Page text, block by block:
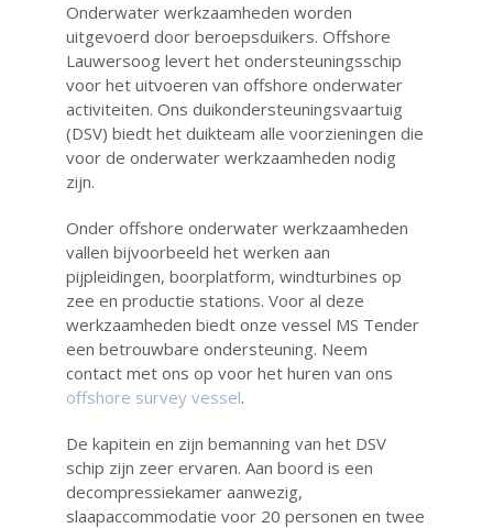
Onderwater werkzaamheden worden
uitgevoerd door beroepsduikers. Offshore
Lauwersoog levert het ondersteuningsschip
voor het uitvoeren van offshore onderwater
activiteiten. Ons duikondersteuningsvaartuig
(DSV) biedt het duikteam alle voorzieningen die
voor de onderwater werkzaamheden nodig
zijn.
Onder offshore onderwater werkzaamheden
vallen bijvoorbeeld het werken aan
pijpleidingen, boorplatform, windturbines op
zee en productie stations. Voor al deze
werkzaamheden biedt onze vessel MS Tender
een betrouwbare ondersteuning. Neem
contact met ons op voor het huren van ons
offshore survey vessel.
De kapitein en zijn bemanning van het DSV
schip zijn zeer ervaren. Aan boord is een
decompressiekamer aanwezig,
slaapaccommodatie voor 20 personen en twee